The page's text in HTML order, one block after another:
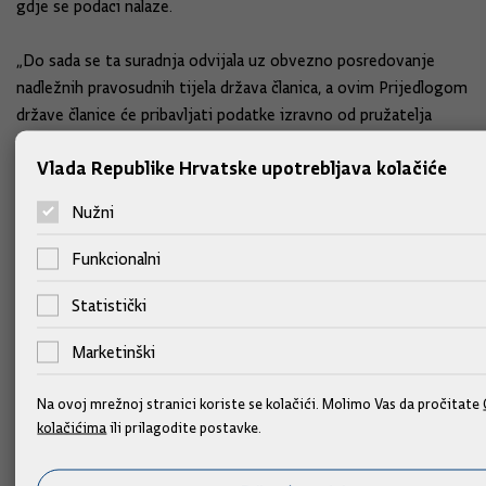
gdje se podaci nalaze.
„Do sada se ta suradnja odvijala uz obvezno posredovanje
nadležnih pravosudnih tijela država članica, a ovim Prijedlogom
države članice će pribavljati podatke izravno od pružatelja
usluga u drugoj državi članici“, objasnio je ministar Habijan.
Središnje tijelo koje će osiguravati primjenu ovog zakona, koji
se odnosi na obveze pružatelja usluga, je Hrvatska regulatorna
agencija za mrežne djelatnosti (HAKOM), dok će ministarstvo
pruža pomoć domaćim tijelima i tijelima drugih država članica
u Sjevernoj Makedoniji
Vlada je donijela i Odluku o upućivanju policijskog časnika za
Vlada Republike Hrvatske upotrebljava kolačiće
Nužni
Funkcionalni
Statistički
Marketinški
Na ovoj mrežnoj stranici koriste se kolačići. Molimo Vas da pročitate
kolačićima ili prilagodite postavke.